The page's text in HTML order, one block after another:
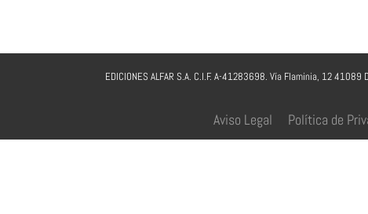
EDICIONES ALFAR S.A. C.I.F. A-41283698. Vía Flaminia, 12 41089
Aviso Legal Política de